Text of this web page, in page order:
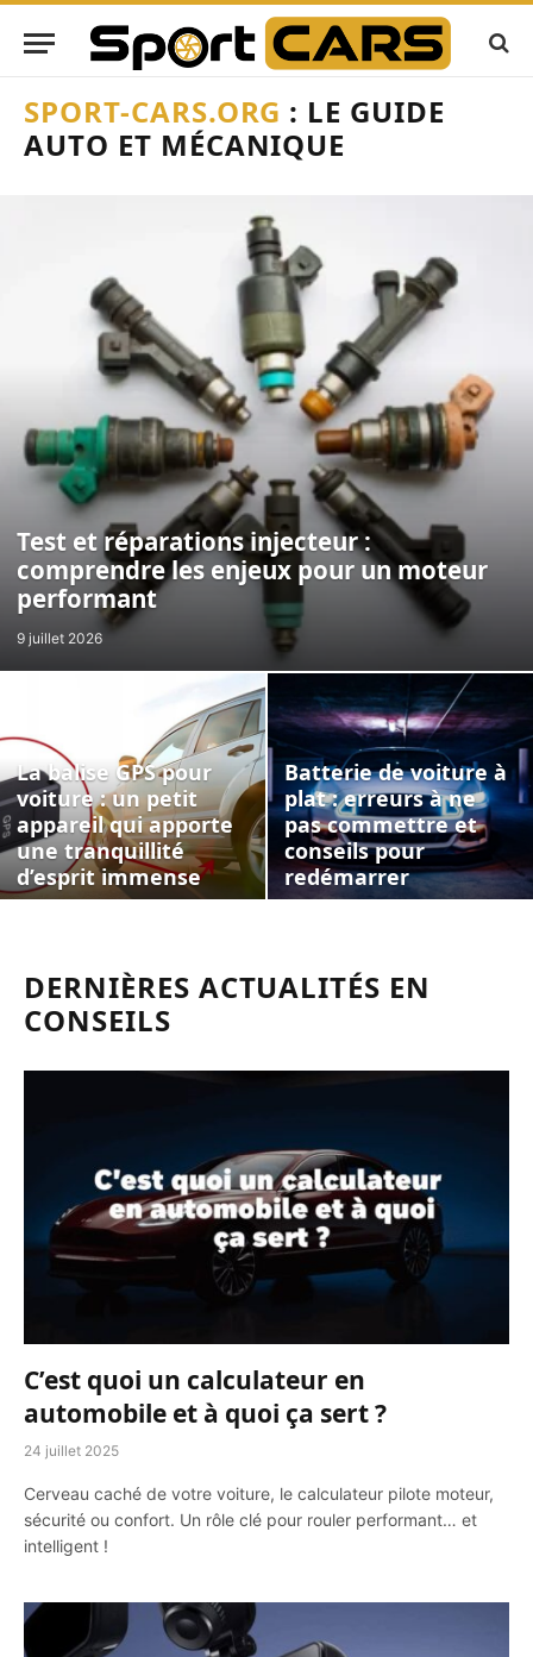
SPORT-CARS.ORG : LE GUIDE
AUTO ET MÉCANIQUE
Test et réparations injecteur :
comprendre les enjeux pour un moteur
performant
9 juillet 2026
La balise GPS pour
voiture : un petit
appareil qui apporte
une tranquillité
d’esprit immense
Batterie de voiture à
plat : erreurs à ne
pas commettre et
conseils pour
redémarrer
DERNIÈRES ACTUALITÉS EN
CONSEILS
C’est quoi un calculateur en
automobile et à quoi ça sert ?
24 juillet 2025
Cerveau caché de votre voiture, le calculateur pilote moteur,
sécurité ou confort. Un rôle clé pour rouler performant… et
intelligent !